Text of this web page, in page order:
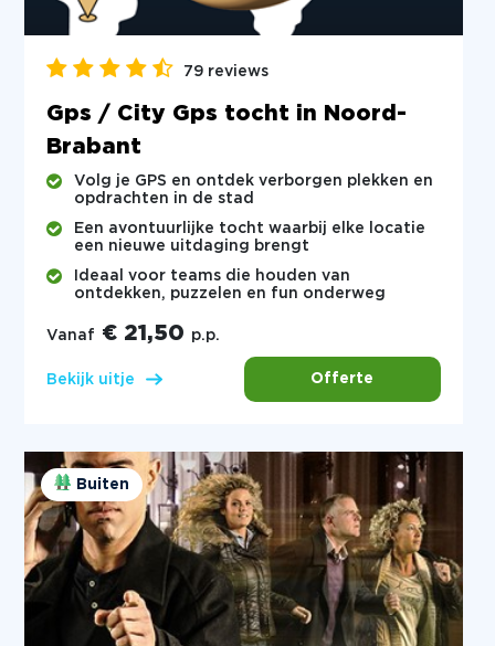
79 reviews
Gps / City Gps tocht in Noord-
Brabant
Volg je GPS en ontdek verborgen plekken en
opdrachten in de stad
Een avontuurlijke tocht waarbij elke locatie
een nieuwe uitdaging brengt
Ideaal voor teams die houden van
ontdekken, puzzelen en fun onderweg
Vanaf € 21,50 p.p.
Bekijk uitje Offerte
Buiten